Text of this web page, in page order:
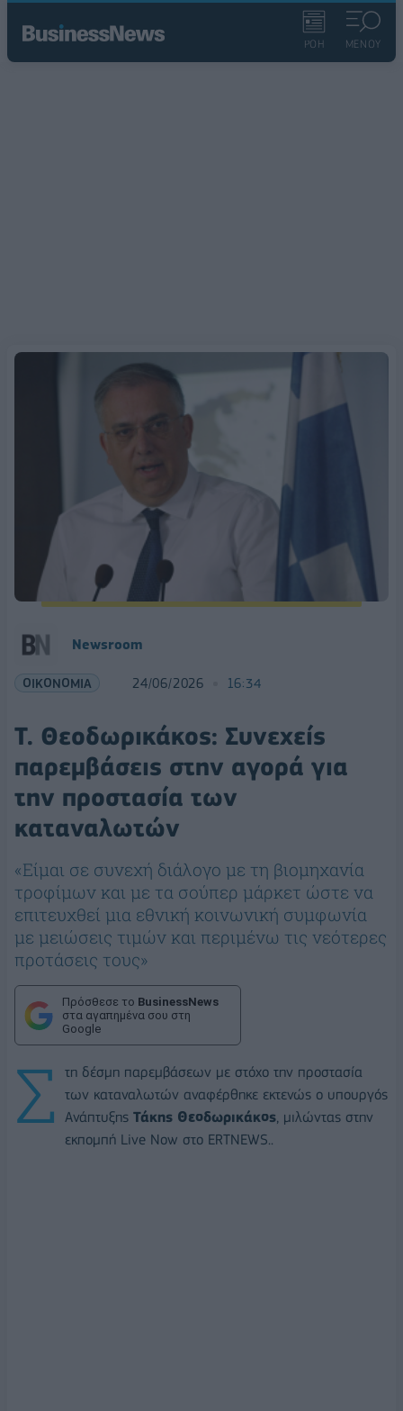
ΡΟΗ ΜΕΝΟΥ
Newsroom
ΟΙΚΟΝΟΜΙΑ 24/06/2026 16:34
Τ. Θεοδωρικάκος: Συνεχείς
παρεμβάσεις στην αγορά για
την προστασία των
καταναλωτών
«Είμαι σε συνεχή διάλογο με τη βιομηχανία
τροφίμων και με τα σούπερ μάρκετ ώστε να
επιτευχθεί μια εθνική κοινωνική συμφωνία
με μειώσεις τιμών και περιμένω τις νεότερες
προτάσεις τους»
Πρόσθεσε το BusinessNews
στα αγαπημένα σου στη
Google
Σ
τη δέσμη παρεμβάσεων με στόχο την προστασία
των καταναλωτών αναφέρθηκε εκτενώς ο υπουργός
Ανάπτυξης Τάκης Θεοδωρικάκος, μιλώντας στην
εκπομπή Live Now στο ERTNEWS..